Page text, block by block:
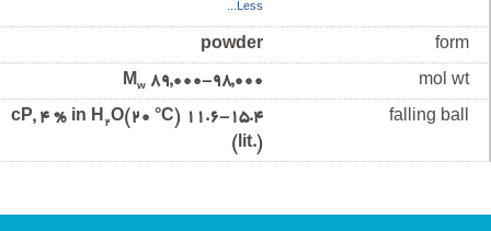
Less...
form
powder
mol wt
Mw 89,000-98,000
falling ball
11.6-15.4 cP, 4 % in H
2O(20 °C)
(lit.)